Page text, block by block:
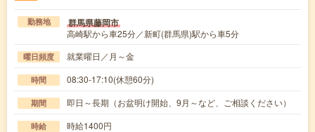
勤務地 群馬県藤岡市
高崎駅から車25分／新町(群馬県)駅から車5分
曜日頻度 就業曜日／月～金
時間 08:30-17:10(休憩60分)
期間 即日～長期（お盆明け開始、9月～など、ご相談ください）
時給 時給1400円